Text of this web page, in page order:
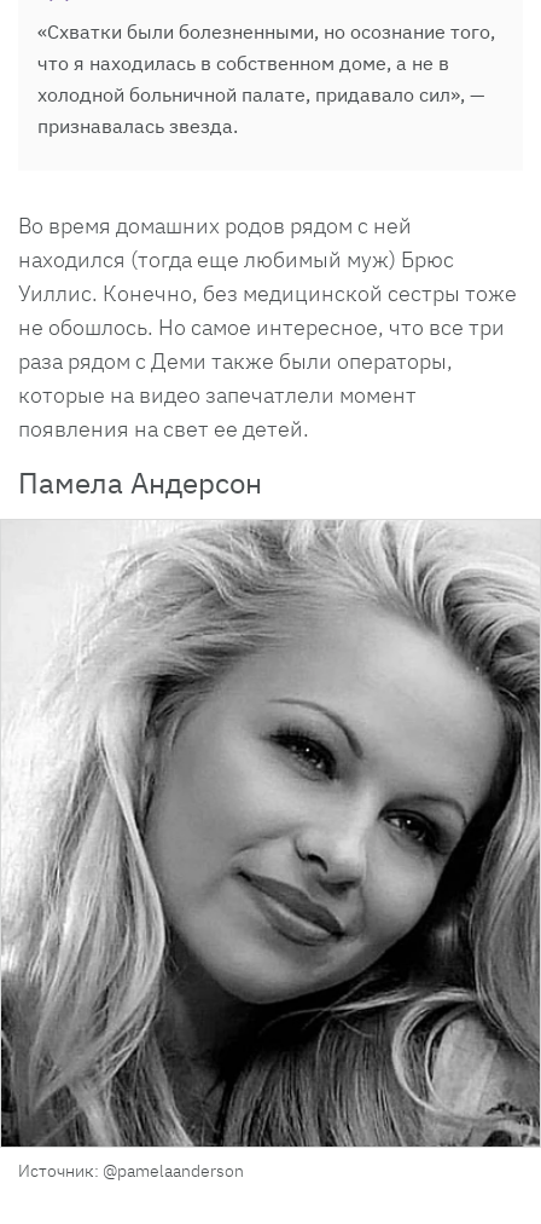
«Схватки были болезненными, но осознание того,
что я находилась в собственном доме, а не в
холодной больничной палате, придавало сил», —
признавалась звезда.
Во время домашних родов рядом с ней
находился (тогда еще любимый муж) Брюс
Уиллис. Конечно, без медицинской сестры тоже
не обошлось. Но самое интересное, что все три
раза рядом с Деми также были операторы,
которые на видео запечатлели момент
появления на свет ее детей.
Памела Андерсон
Источник: @pamelaanderson